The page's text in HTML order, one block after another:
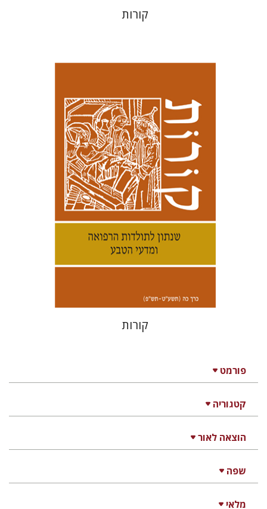
פורמט
קטגוריה
הוצאה לאור
שפה
מלאי
קורות
קנת קולינס שמואל קוטק
הנחת אתר ספר מודפס
$33
$30
קורות